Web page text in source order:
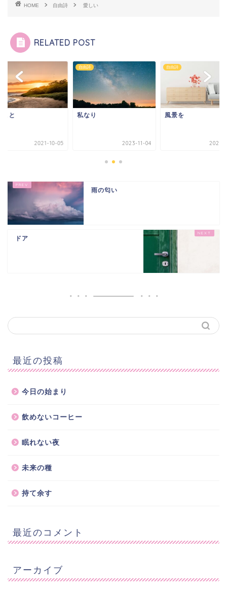
HOME 自由詩 愛しい
RELATED POST
こと
2021-10-05
自由詩
私なり
2023-11-04
自由詩
風景を
2026-
雨の匂い
ドア
最近の投稿
今日の始まり
飲めないコーヒー
眠れない夜
未来の種
持て余す
最近のコメント
アーカイブ